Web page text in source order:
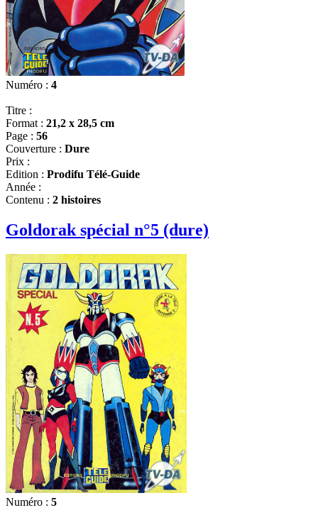
Numéro : 4
Titre :
Format : 21,2 x 28,5 cm
Page : 56
Couverture : Dure
Prix :
Edition : Prodifu Télé-Guide
Année :
Contenu : 2 histoires
Goldorak spécial n°5 (dure)
Numéro : 5